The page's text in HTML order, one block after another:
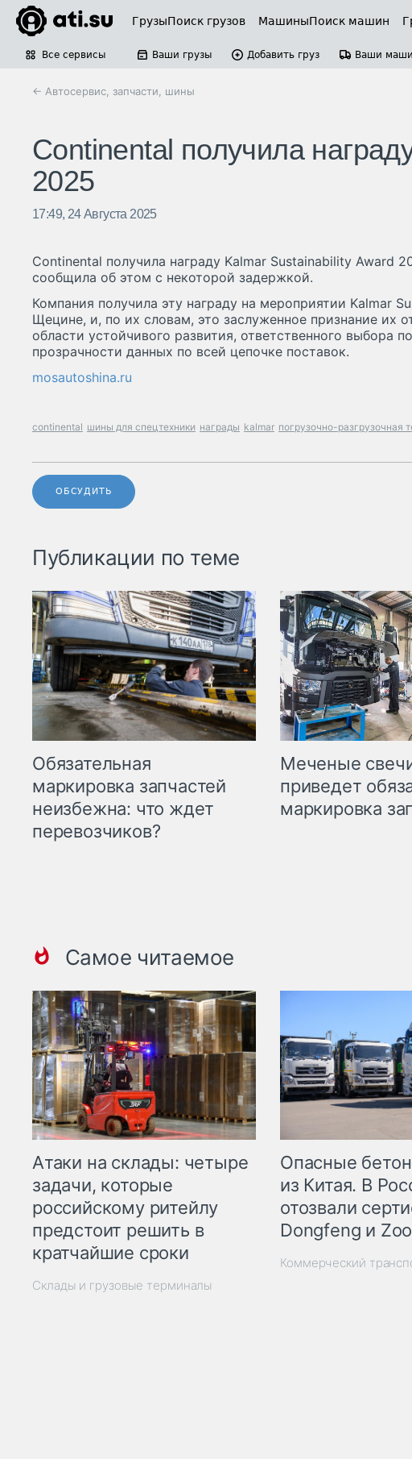
ГрузыПоиск грузов МашиныПоиск машин
Все сервисы Ваши грузы Добавить груз Ваши
← Автосервис, запчасти, шины
Continental получила
2025
17:49, 24 Августа 2025
Continental получила награду Kalmar Sustainability Award
сообщила об этом с некоторой задержкой.
Компания получила эту награду на мероприятии Kalmar
Щецине, и, по их словам, это заслуженное признание их
области устойчивого развития, ответственного выбора
прозрачности данных по всей цепочке поставок.
mosautoshina.ru
continental шины для спецтехники награды kalmar погрузочно-разгрузочная
ОБСУДИТЬ
Публикации по теме
Обязательная
маркировка запчастей
неизбежна: что ждет
перевозчиков?
Меченые
приведет
маркировка
Самое читаемое
Атаки на склады: четыре
задачи, которые
российскому ритейлу
предстоит решить в
кратчайшие сроки
Склады и грузовые терминалы
Опасные
из Китая. В
отозвали
Dongfeng и
Коммерческий